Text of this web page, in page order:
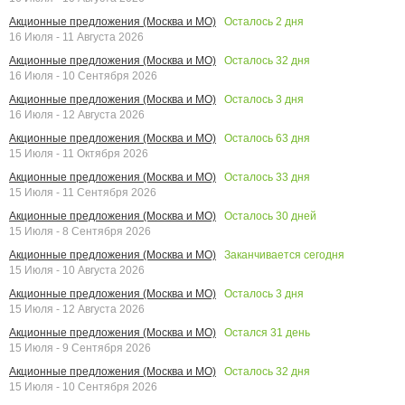
Акционные предложения (Москва и МО)
Осталось 2 дня
16 Июля - 11 Августа 2026
Акционные предложения (Москва и МО)
Осталось 32 дня
16 Июля - 10 Сентября 2026
Акционные предложения (Москва и МО)
Осталось 3 дня
16 Июля - 12 Августа 2026
Акционные предложения (Москва и МО)
Осталось 63 дня
15 Июля - 11 Октября 2026
Акционные предложения (Москва и МО)
Осталось 33 дня
15 Июля - 11 Сентября 2026
Акционные предложения (Москва и МО)
Осталось 30 дней
15 Июля - 8 Сентября 2026
Акционные предложения (Москва и МО)
Заканчивается сегодня
15 Июля - 10 Августа 2026
Акционные предложения (Москва и МО)
Осталось 3 дня
15 Июля - 12 Августа 2026
Акционные предложения (Москва и МО)
Остался 31 день
15 Июля - 9 Сентября 2026
Акционные предложения (Москва и МО)
Осталось 32 дня
15 Июля - 10 Сентября 2026